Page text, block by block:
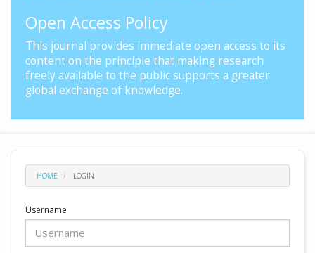
Open Access Policy
This journal provides immediate open access to its
content on the principle that making research
freely available to the public supports a greater
global exchange of knowledge.
HOME LOGIN
Username